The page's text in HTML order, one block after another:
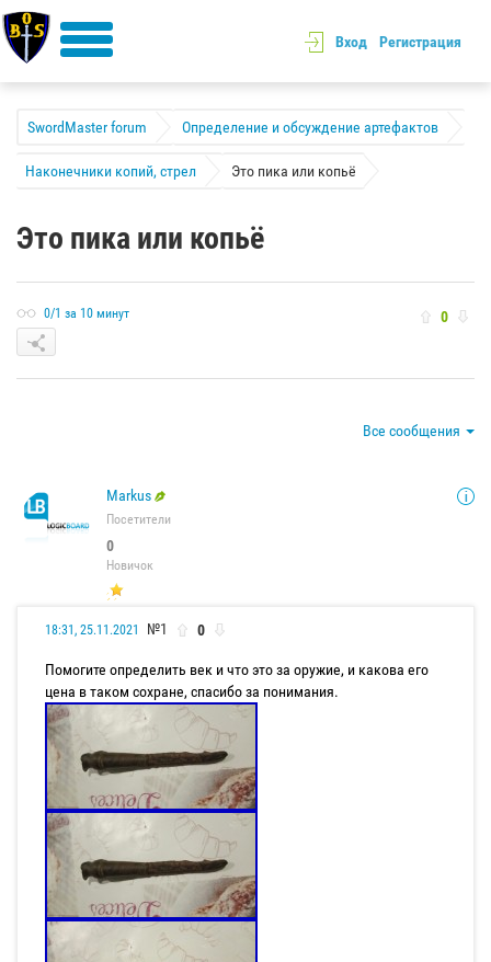
Вход Регистрация
SwordMaster forum Определение и обсуждение артефактов
Наконечники копий, стрел Это пика или копьё
Это пика или копьё
0/1 за 10 минут 0
Все сообщения
Markus
Посетители
0
Новичок
18:31, 25.11.2021 №1 0
Помогите определить век и что это за оружие, и какова его
цена в таком сохране, спасибо за понимания.